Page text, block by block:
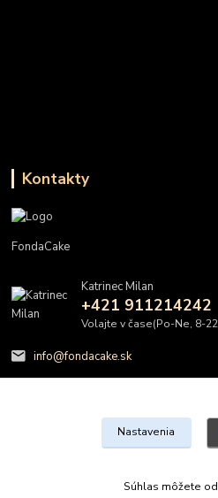
Kontakty
FondaCake
Katrinec Milan
+421 911214242
Volajte v čase(Po-Ne, 8-
info@fondacake.sk
Nastavenia
Súhlas môžete